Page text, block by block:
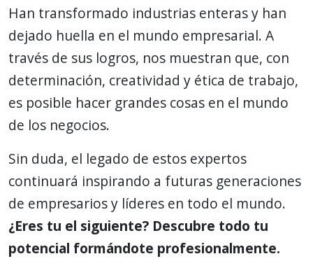
Han transformado industrias enteras y han
dejado huella en el mundo empresarial. A
través de sus logros, nos muestran que, con
determinación, creatividad y ética de trabajo,
es posible hacer grandes cosas en el mundo
de los negocios.
Sin duda, el legado de estos expertos
continuará inspirando a futuras generaciones
de empresarios y líderes en todo el mundo.
¿Eres tu el siguiente? Descubre todo tu
potencial formándote profesionalmente.